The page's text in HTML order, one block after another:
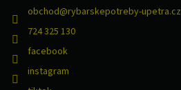
obchod@rybarskepotreby-upetra.cz
724 325 130
facebook
instagram